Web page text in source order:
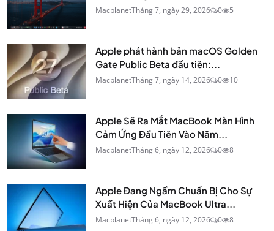
MacplanetTháng 7, ngày 29, 2026 0 5
Apple phát hành bản macOS Golden
Gate Public Beta đầu tiên:...
MacplanetTháng 7, ngày 14, 2026 0 10
Apple Sẽ Ra Mắt MacBook Màn Hình
Cảm Ứng Đầu Tiên Vào Năm...
MacplanetTháng 6, ngày 12, 2026 0 8
Apple Đang Ngầm Chuẩn Bị Cho Sự
Xuất Hiện Của MacBook Ultra...
MacplanetTháng 6, ngày 12, 2026 0 8